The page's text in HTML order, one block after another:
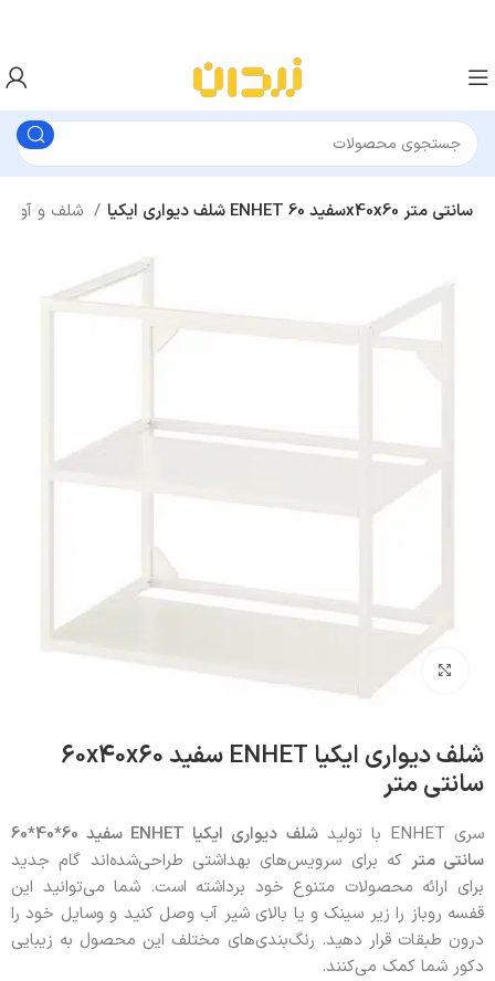
شلف و آویز شلف دیواری ایکیا ENHET سفید 60x40x60 سانتی متر
بزرگنمایی تصویر
شلف دیواری ایکیا ENHET سفید 60x40x60
سانتی متر
سری ENHET با تولید شلف دیواری ایکیا ENHET
سفید 60*40*60
سانتی متر که برای سرویس‌های بهداشتی طراحی‌شده‌اند گام جدید
برای ارائه محصولات متنوع خود برداشته است. شما می‌توانید این
قفسه روباز را زیر سینک و یا بالای شیر آب وصل کنید و وسایل خود را
درون طبقات قرار دهید. رنگ‌بندی‌های مختلف این محصول به زیبایی
دکور شما کمک می‌کنند.